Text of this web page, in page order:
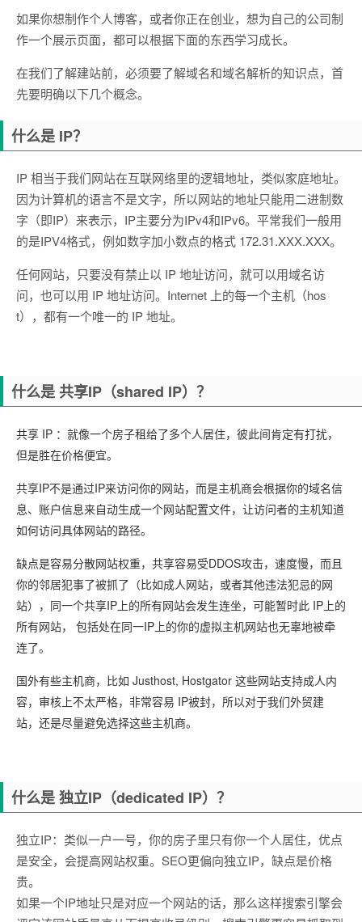
如果你想制作个人博客，或者你正在创业，想为自己的公司制
作一个展示页面，都可以根据下面的东西学习成长。
在我们了解建站前，必须要了解域名和域名解析的知识点，首
先要明确以下几个概念。
什么是 IP？
IP 相当于我们网站在互联网络里的逻辑地址，类似家庭地址。
因为计算机的语言不是文字，所以网站的地址只能用二进制数
字（即IP）来表示，IP主要分为IPv4和IPv6。平常我们一般用
的是IPV4格式，例如数字加小数点的格式 172.31.XXX.XXX。
任何网站，只要没有禁止以 IP 地址访问，就可以用域名访
问，也可以用 IP 地址访问。Internet 上的每一个主机（hos
t），都有一个唯一的 IP 地址。
什么是 共享IP（shared IP）？
共享 IP ：就像一个房子租给了多个人居住，彼此间肯定有打扰，
但是胜在价格便宜。
共享IP不是通过IP来访问你的网站，而是主机商会根据你的域名信
息、账户信息来自动生成一个网站配置文件，让访问者的主机知道
如何访问具体网站的路径。
缺点是容易分散网站权重，共享容易受DDOS攻击，速度慢，而且
你的邻居犯事了被抓了（比如成人网站，或者其他违法犯忌的网
站），同一个共享IP上的所有网站会发生连坐，可能暂时此 IP上的
所有网站， 包括处在同一IP上的你的虚拟主机网站也无辜地被牵
连了。
国外有些主机商，比如 Justhost, Hostgator 这些网站支持成人内
容，审核上不太严格，非常容易 IP被封，所以对于我们外贸建
站，还是尽量避免选择这些主机商。
什么是 独立IP（dedicated IP）？
独立IP：类似一户一号，你的房子里只有你一个人居住，优点
是安全，会提高网站权重。SEO更偏向独立IP，缺点是价格
贵。
如果一个IP地址只是对应一个网站的话，那么这样搜索引擎会